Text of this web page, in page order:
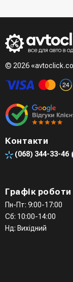
зателефонує
Третій варіант -
Четвертий
(viber, telegram)
© 2026
Контакти
(068) 344-33-46
Графік роботи
Пн-Пт: 9:00-17:00
Сб: 10:00-14:00
Нд: Вихідний